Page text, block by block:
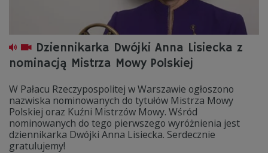
Dziennikarka Dwójki Anna Lisiecka z
nominacją Mistrza Mowy Polskiej
W Pałacu Rzeczypospolitej w Warszawie ogłoszono
nazwiska nominowanych do tytułów Mistrza Mowy
Polskiej oraz Kuźni Mistrzów Mowy. Wśród
nominowanych do tego pierwszego wyróżnienia jest
dziennikarka Dwójki Anna Lisiecka. Serdecznie
gratulujemy!